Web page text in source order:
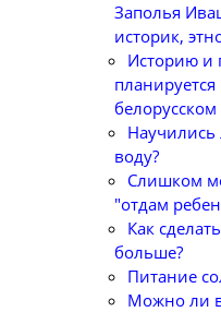
Заполья
историк,
Историю и
Научились
воду?
Слишком
"отдам
Как
больше?
Питание
Можно ли